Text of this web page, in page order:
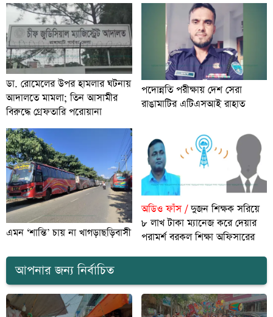
ডা. রোমেলের উপর হামলার ঘটনায়
আদালতে মামলা; তিন আসামীর
বিরুদ্ধে গ্রেফতারি পরোয়ানা
পদোন্নতি পরীক্ষায় দেশ সেরা
রাঙামাটির এটিএসআই রাহাত
এমন ‘শান্তি’ চায় না খাগড়াছড়িবাসী
অডিও ফাঁস /দুজন শিক্ষক সরিয়ে
৮ লাখ টাকা ম্যানেজ করে দেয়ার
পরামর্শ বরকল শিক্ষা অফিসারের
আপনার জন্য নির্বাচিত